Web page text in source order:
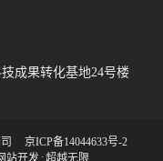
成果转化基地24号楼
司
京ICP备14044633号-2
站开发 :超越无限